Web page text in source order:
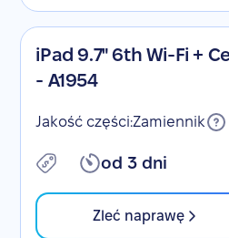
iPad 9.7" 6th Wi-Fi +
- A1954
Jakość części:Zamiennik
od 3 dni
Zleć naprawę